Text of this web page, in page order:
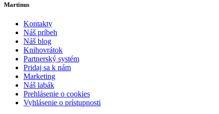
Martinus
Kontakty
Náš príbeh
Náš blog
Knihovrátok
Partnerský systém
Pridaj sa k nám
Marketing
Náš labák
Prehlásenie o cookies
Vyhlásenie o prístupnosti